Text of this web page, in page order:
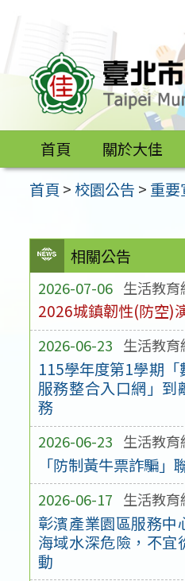
區
首頁 關於大佳
首頁 >校園公告 > 重
相關公告
2026-07-06 生活教育
2026城鎮韌性(防空)
2026-06-23 生活教育
115學年度第1學期「
服務整合入口網」到
務
2026-06-23 生活教育
「防制黃牛票詐騙」
2026-06-17 生活教育
彰濱產業園區服務中
海域水深危險，不宜
動